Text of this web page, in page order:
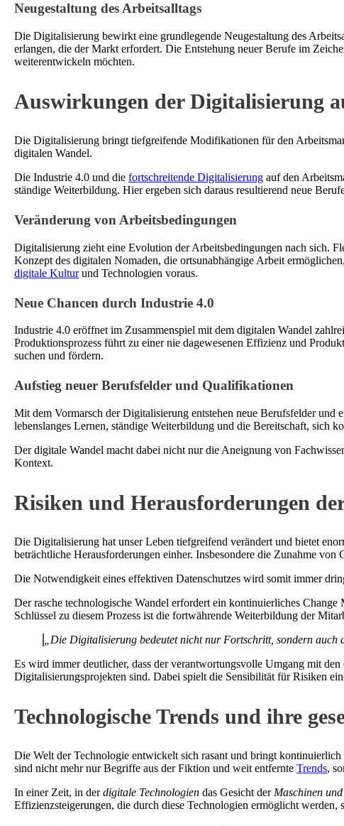
Neugestaltung des Arbeitsalltags
Die Digitalisierung bewirkt eine grundlegende Neugestaltung des
erlangen, die der Markt erfordert. Die Entstehung neuer Berufe im
weiterentwickeln möchten.
Auswirkungen der Digitalisierung
Die Digitalisierung bringt tiefgreifende Modifikationen für den
digitalen Wandel.
Die Industrie 4.0 und die fortschreitende Digitalisierung auf den
ständige Weiterbildung. Hier ergeben sich daraus resultierend neue
Veränderung von Arbeitsbedingungen
Digitalisierung zieht eine Evolution der Arbeitsbedingungen nach sich.
Konzept des digitalen Nomaden, die ortsunabhängige Arbeit
digitale Kulturund Technologien voraus.
Neue Chancen durch Industrie 4.0
Industrie 4.0 eröffnet im Zusammenspiel mit dem digitalen Wandel
Produktionsprozess führt zu einer nie dagewesenen Effizienz und
suchen und fördern.
Aufstieg neuer Berufsfelder und Qualifikationen
Mit dem Vormarsch der Digitalisierung entstehen neue Berufsfelder
lebenslanges Lernen, ständige Weiterbildung und die Bereitschaft, sich
Der digitale Wandel macht dabei nicht nur die Aneignung von
Kontext.
Risiken und Herausforderungen
Die Digitalisierung hat unser Leben tiefgreifend verändert und bietet
beträchtliche Herausforderungen einher. Insbesondere die Zunahme
Die Notwendigkeit eines effektiven Datenschutzes wird somit immer
Der rasche technologische Wandel erfordert ein kontinuierliches
Schlüssel zu diesem Prozess ist die fortwährende Weiterbildung der
„Die Digitalisierung bedeutet nicht nur Fortschritt, sondern auch
Es wird immer deutlicher, dass der verantwortungsvolle Umgang mit
Digitalisierungsprojekten sind. Dabei spielt die Sensibilität für Risiken
Technologische Trends und ihre
Die Welt der Technologie entwickelt sich rasant und bringt
sind nicht mehr nur Begriffe aus der Fiktion und weit entfernte Trends,
In einer Zeit, in derdigitale Technologien das Gesicht der Maschinen
Effizienzsteigerungen, die durch diese Technologien ermöglicht